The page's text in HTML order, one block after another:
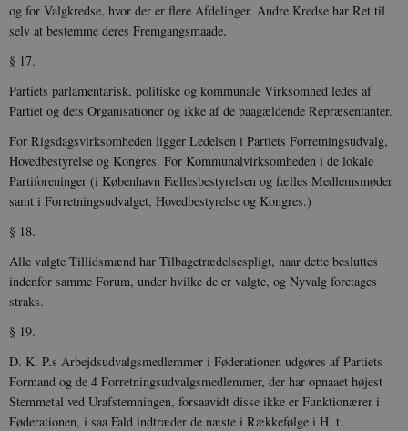
og for Valgkredse, hvor der er flere Afdelinger. Andre Kredse har Ret til
selv at bestemme deres Fremgangsmaade.
§ 17.
Partiets parlamentarisk, politiske og kommunale Virksomhed ledes af
Partiet og dets Organisationer og ikke af de paagældende Repræsentanter.
For Rigsdagsvirksomheden ligger Ledelsen i Partiets Forretningsudvalg,
Hovedbestyrelse og Kongres. For Kommunalvirksomheden i de lokale
Partiforeninger (i København Fællesbestyrelsen og fælles Medlemsmøder
samt i Forretningsudvalget, Hovedbestyrelse og Kongres.)
§ 18.
Alle valgte Tillidsmænd har Tilbagetrædelsespligt, naar dette besluttes
indenfor samme Forum, under hvilke de er valgte, og Nyvalg foretages
straks.
§ 19.
D. K. P.s Arbejdsudvalgsmedlemmer i Føderationen udgøres af Partiets
Formand og de 4 Forretningsudvalgsmedlemmer, der har opnaaet højest
Stemmetal ved Urafstemningen, forsaavidt disse ikke er Funktionærer i
Føderationen, i saa Fald indtræder de næste i Rækkefølge i H. t.